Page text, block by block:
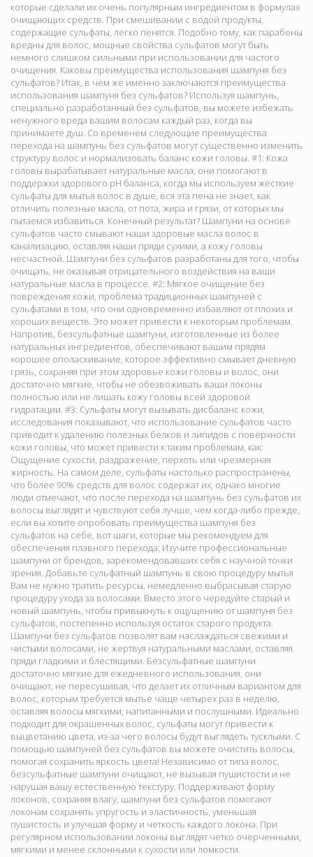
которые сделали их очень популярным ингредиентом в формулах
очищающих средств. При смешивании с водой продукты,
содержащие сульфаты, легко пенятся. Подобно тому, как парабены
вредны для волос, мощные свойства сульфатов могут быть
немного слишком сильными при использовании для частого
очищения. Каковы преимущества использования шампуня без
сульфатов? Итак, в чем же именно заключаются преимущества
использования шампуня без сульфатов? Используя шампунь,
специально разработанный без сульфатов, вы можете избежать
ненужного вреда вашим волосам каждый раз, когда вы
принимаете душ. Со временем следующие преимущества
перехода на шампунь без сульфатов могут существенно изменить
структуру волос и нормализовать баланс кожи головы. #1: Кожа
головы вырабатывает натуральные масла, они помогают в
поддержки здорового pH баланса, когда мы используем жесткие
сульфаты для мытья волос в душе, вся эта пена не знает, как
отличить полезные масла, от пота, жира и грязи, от которых мы
пытаемся избавиться. Конечный результат? Шампуни на основе
сульфатов часто смывают наши здоровые масла волос в
канализацию, оставляя наши пряди сухими, а кожу головы
несчастной. Шампуни без сульфатов разработаны для того, чтобы
очищать, не оказывая отрицательного воздействия на ваши
натуральные масла в процессе. #2: Мягкое очищение без
повреждения кожи, проблема традиционных шампуней с
сульфатами в том, что они одновременно избавляют от плохих и
хороших веществ. Это может привести к некоторым проблемам.
Напротив, безсульфатные шампуни, изготовленные из более
натуральных ингредиентов, обеспечивают вашим прядям
хорошее ополаскивание, которое эффективно смывает дневную
грязь, сохраняя при этом здоровье кожи головы и волос, они
достаточно мягкие, чтобы не обезвоживать ваши локоны
полностью или не лишать кожу головы всей здоровой
гидратации. #3: Сульфаты могут вызывать дисбаланс кожи,
исследования показывают, что использование сульфатов часто
приводит к удалению полезных белков и липидов с поверхности
кожи головы, что может привести к таким проблемам, как:
Ощущение сухости, раздражение, перхоть или чрезмерная
жирность. На самом деле, сульфаты настолько распространены,
что более 90% средств для волос содержат их, однако многие
люди отмечают, что после перехода на шампунь без сульфатов их
волосы выглядят и чувствуют себя лучше, чем когда-либо прежде,
если вы хотите опробовать преимущества шампуня без
сульфатов на себе, вот шаги, которые мы рекомендуем для
обеспечения плавного перехода: Изучите профессиональные
шампуни от брендов, зарекомендовавших себя с научной точки
зрения. Добавьте сульфатный шампунь в свою процедуру мытья
Вам не нужно тратить ресурсы, немедленно выбрасывая старую
процедуру ухода за волосами. Вместо этого чередуйте старый и
новый шампунь, чтобы привыкнуть к ощущению от шампуня без
сульфатов, постепенно используя остаток старого продукта.
Шампуни без сульфатов позволят вам наслаждаться свежими и
чистыми волосами, не жертвуя натуральными маслами, оставляя
пряди гладкими и блестящими. Безсульфатные шампуни
достаточно мягкие для ежедневного использования, они
очищают, не пересушивая, что делает их отличным вариантом для
волос, которым требуется мытье чаще четырех раз в неделю,
оставляя волосы мягкими, напитанными и послушными. Идеально
подходит для окрашенных волос, сульфаты могут привести к
выцветанию цвета, из-за чего волосы будут выглядеть тусклыми. С
помощью шампуней без сульфатов вы можете очистить волосы,
помогая сохранить яркость цвета! Независимо от типа волос,
безсульфатные шампуни очищают, не вызывая пушистости и не
нарушая вашу естественную текстуру. Поддерживают форму
локонов, сохраняя влагу, шампуни без сульфатов помогают
локонам сохранять упругость и эластичность, уменьшая
пушистость и улучшая форму и четкость каждого локона. При
регулярном использовании локоны выглядят четко очерченными,
мягкими и менее склонными к сухости или ломкости.